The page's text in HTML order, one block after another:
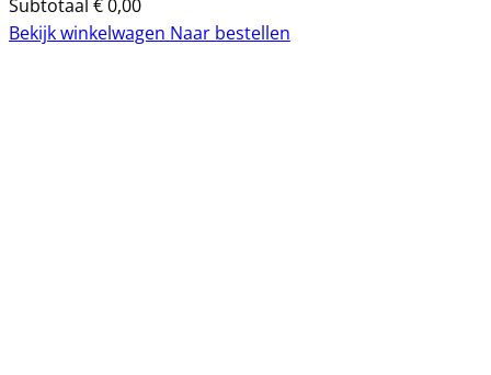
Subtotaal €0,00
Bekijk winkelwagen Naar bestellen